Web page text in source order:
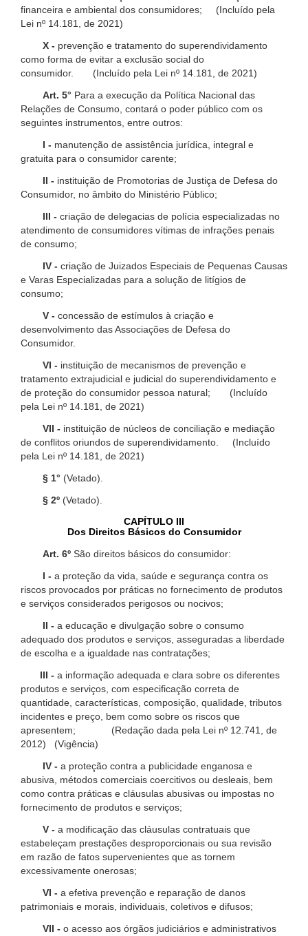
financeira e ambiental dos consumidores; (Incluído pela
Lei nº 14.181, de 2021)
X - prevenção e tratamento do superendividamento
como forma de evitar a exclusão social do
consumidor. (Incluído pela Lei nº 14.181, de 2021)
Art. 5° Para a execução da Política Nacional das
Relações de Consumo, contará o poder público com os
seguintes instrumentos, entre outros:
I - manutenção de assistência jurídica, integral e
gratuita para o consumidor carente;
II - instituição de Promotorias de Justiça de Defesa do
Consumidor, no âmbito do Ministério Público;
III - criação de delegacias de polícia especializadas no
atendimento de consumidores vítimas de infrações penais
de consumo;
IV - criação de Juizados Especiais de Pequenas Causas
e Varas Especializadas para a solução de litígios de
consumo;
V - concessão de estímulos à criação e
desenvolvimento das Associações de Defesa do
Consumidor.
VI - instituição de mecanismos de prevenção e
tratamento extrajudicial e judicial do superendividamento e
de proteção do consumidor pessoa natural; (Incluído
pela Lei nº 14.181, de 2021)
VII - instituição de núcleos de conciliação e mediação
de conflitos oriundos de superendividamento. (Incluído
pela Lei nº 14.181, de 2021)
§ 1° (Vetado).
§ 2º (Vetado).
CAPÍTULO III
Dos Direitos Básicos do Consumidor
Art. 6º São direitos básicos do consumidor:
I - a proteção da vida, saúde e segurança contra os
riscos provocados por práticas no fornecimento de produtos
e serviços considerados perigosos ou nocivos;
II - a educação e divulgação sobre o consumo
adequado dos produtos e serviços, asseguradas a liberdade
de escolha e a igualdade nas contratações;
III - a informação adequada e clara sobre os diferentes
produtos e serviços, com especificação correta de
quantidade, características, composição, qualidade, tributos
incidentes e preço, bem como sobre os riscos que
apresentem; (Redação dada pela Lei nº 12.741, de
2012) (Vigência)
IV - a proteção contra a publicidade enganosa e
abusiva, métodos comerciais coercitivos ou desleais, bem
como contra práticas e cláusulas abusivas ou impostas no
fornecimento de produtos e serviços;
V - a modificação das cláusulas contratuais que
estabeleçam prestações desproporcionais ou sua revisão
em razão de fatos supervenientes que as tornem
excessivamente onerosas;
VI - a efetiva prevenção e reparação de danos
patrimoniais e morais, individuais, coletivos e difusos;
VII - o acesso aos órgãos judiciários e administrativos